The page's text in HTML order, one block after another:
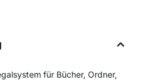
für Bücher, Ordner,